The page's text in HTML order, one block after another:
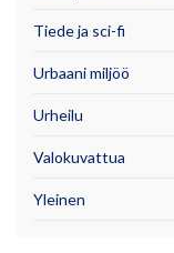
Tiede ja sci-fi
Urbaani miljöö
Urheilu
Valokuvattua
Yleinen